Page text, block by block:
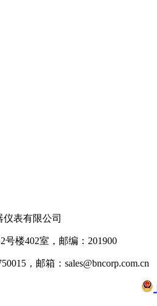
仪表有限公司
楼402室，邮编：201900
，邮箱：sales@bncorp.com.cn